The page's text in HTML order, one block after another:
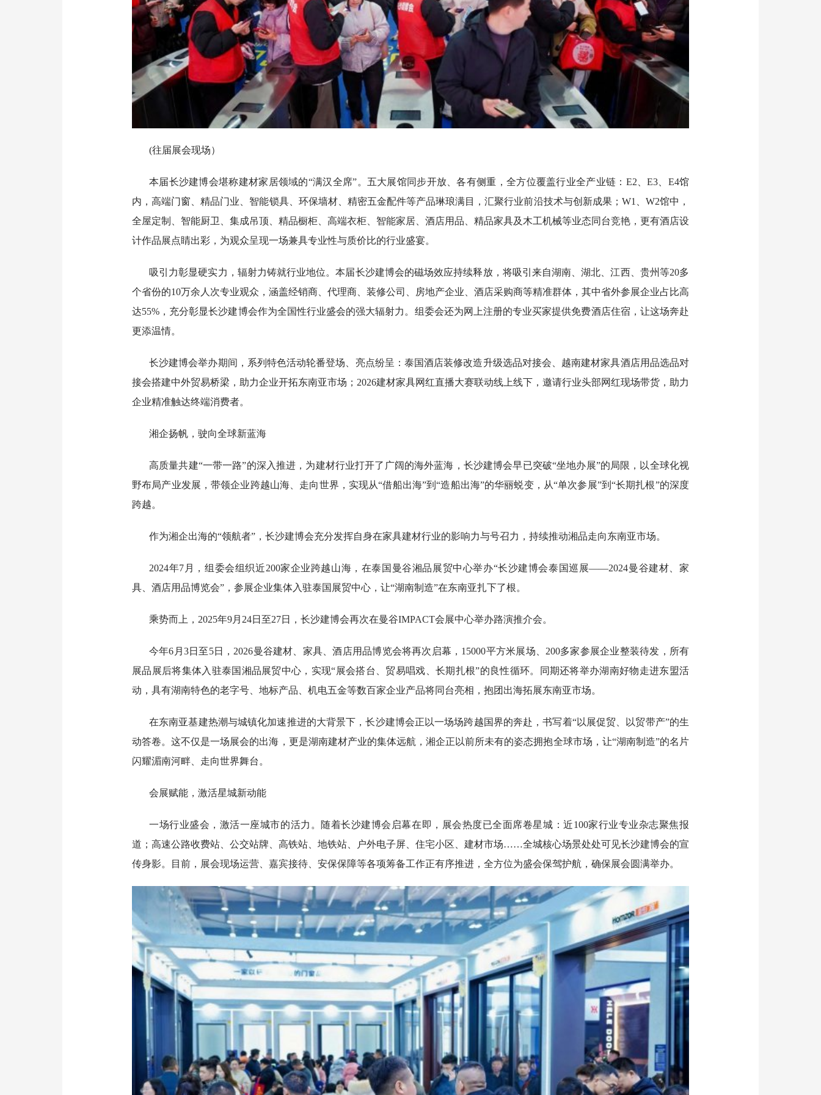
(往届展会现场）
本届长沙建博会堪称建材家居领域的“满汉全席”。五大展馆同步开放、各有侧重，全方位覆盖行业全产业链：E2、E3、E4馆
内，高端门窗、精品门业、智能锁具、环保墙材、精密五金配件等产品琳琅满目，汇聚行业前沿技术与创新成果；W1、W2馆中，
全屋定制、智能厨卫、集成吊顶、精品橱柜、高端衣柜、智能家居、酒店用品、精品家具及木工机械等业态同台竞艳，更有酒店设
计作品展点睛出彩，为观众呈现一场兼具专业性与质价比的行业盛宴。
吸引力彰显硬实力，辐射力铸就行业地位。本届长沙建博会的磁场效应持续释放，将吸引来自湖南、湖北、江西、贵州等20多
个省份的10万余人次专业观众，涵盖经销商、代理商、装修公司、房地产企业、酒店采购商等精准群体，其中省外参展企业占比高
达55%，充分彰显长沙建博会作为全国性行业盛会的强大辐射力。组委会还为网上注册的专业买家提供免费酒店住宿，让这场奔赴
更添温情。
长沙建博会举办期间，系列特色活动轮番登场、亮点纷呈：泰国酒店装修改造升级选品对接会、越南建材家具酒店用品选品对
接会搭建中外贸易桥梁，助力企业开拓东南亚市场；2026建材家具网红直播大赛联动线上线下，邀请行业头部网红现场带货，助力
企业精准触达终端消费者。
湘企扬帆，驶向全球新蓝海
高质量共建“一带一路”的深入推进，为建材行业打开了广阔的海外蓝海，长沙建博会早已突破“坐地办展”的局限，以全球化视
野布局产业发展，带领企业跨越山海、走向世界，实现从“借船出海”到“造船出海”的华丽蜕变，从“单次参展”到“长期扎根”的深度
跨越。
作为湘企出海的“领航者”，长沙建博会充分发挥自身在家具建材行业的影响力与号召力，持续推动湘品走向东南亚市场。
2024年7月，组委会组织近200家企业跨越山海，在泰国曼谷湘品展贸中心举办“长沙建博会泰国巡展——2024曼谷建材、家
具、酒店用品博览会”，参展企业集体入驻泰国展贸中心，让“湖南制造”在东南亚扎下了根。
乘势而上，2025年9月24日至27日，长沙建博会再次在曼谷IMPACT会展中心举办路演推介会。
今年6月3日至5日，2026曼谷建材、家具、酒店用品博览会将再次启幕，15000平方米展场、200多家参展企业整装待发，所有
展品展后将集体入驻泰国湘品展贸中心，实现“展会搭台、贸易唱戏、长期扎根”的良性循环。同期还将举办湖南好物走进东盟活
动，具有湖南特色的老字号、地标产品、机电五金等数百家企业产品将同台亮相，抱团出海拓展东南亚市场。
在东南亚基建热潮与城镇化加速推进的大背景下，长沙建博会正以一场场跨越国界的奔赴，书写着“以展促贸、以贸带产”的生
动答卷。这不仅是一场展会的出海，更是湖南建材产业的集体远航，湘企正以前所未有的姿态拥抱全球市场，让“湖南制造”的名片
闪耀湄南河畔、走向世界舞台。
会展赋能，激活星城新动能
一场行业盛会，激活一座城市的活力。随着长沙建博会启幕在即，展会热度已全面席卷星城：近100家行业专业杂志聚焦报
道；高速公路收费站、公交站牌、高铁站、地铁站、户外电子屏、住宅小区、建材市场……全城核心场景处处可见长沙建博会的宣
传身影。目前，展会现场运营、嘉宾接待、安保保障等各项筹备工作正有序推进，全方位为盛会保驾护航，确保展会圆满举办。